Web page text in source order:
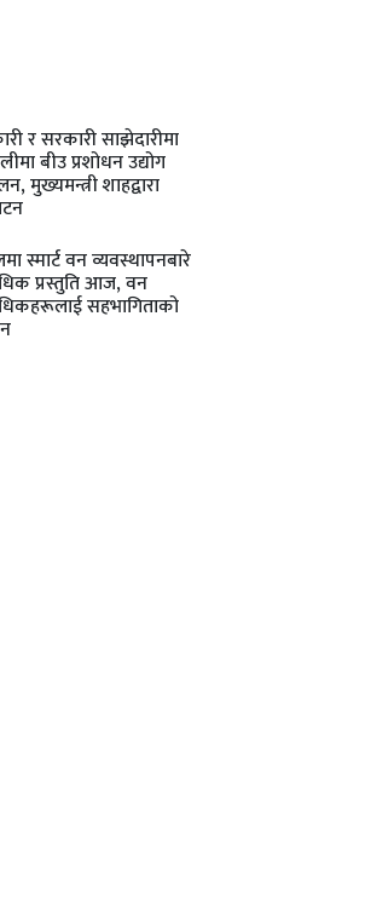
र सरकारी साझेदारीमा
बीउ प्रशोधन उद्योग
मुख्यमन्त्री शाहद्वारा
स्मार्ट वन व्यवस्थापनबारे
प्रस्तुति आज, वन
सहभागिताको